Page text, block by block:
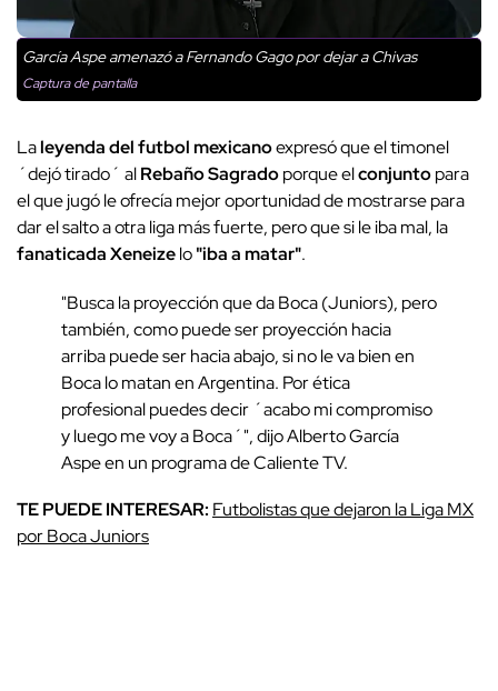
García Aspe amenazó a Fernando Gago por dejar a Chivas
Captura de pantalla
Laleyenda del futbol mexicanoexpresó que el timonel
´dejó tirado´ alRebaño Sagradoporque elconjuntopara
el que jugó le ofrecía mejor oportunidad de mostrarse para
dar el salto a otra liga más fuerte, pero que si le iba mal, la
fanaticada Xeneizelo"iba a matar".
"Busca la proyección que da Boca (Juniors), pero
también, como puede ser proyección hacia
arriba puede ser hacia abajo, si no le va bien en
Boca lo matan en Argentina. Por ética
profesional puedes decir ´acabo mi compromiso
y luego me voy a Boca´", dijo Alberto García
Aspe en un programa de Caliente TV.
TE PUEDE INTERESAR: Futbolistas que dejaron la Liga MX
por Boca Juniors